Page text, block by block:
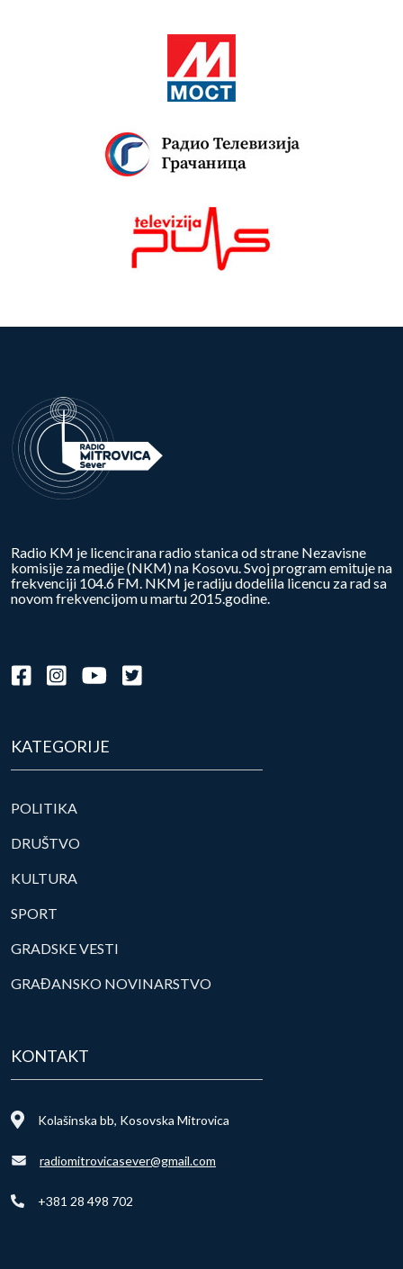
Radio KM je licencirana radio stanica od strane Nezavisne
komisije za medije (NKM) na Kosovu. Svoj program emituje na
frekvenciji 104.6 FM. NKM je radiju dodelila licencu za rad sa
novom frekvencijom u martu 2015.godine.
KATEGORIJE
POLITIKA
DRUŠTVO
KULTURA
SPORT
GRADSKE VESTI
GRAĐANSKO NOVINARSTVO
KONTAKT
Kolašinska bb, Kosovska Mitrovica
radiomitrovicasever@gmail.com
+381 28 498 702